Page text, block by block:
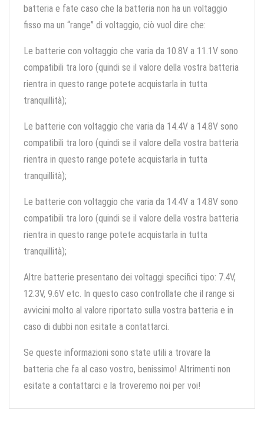
batteria e fate caso che la batteria non ha un voltaggio
fisso ma un “range” di voltaggio, ciò vuol dire che:
Le batterie con voltaggio che varia da 10.8V a 11.1V sono
compatibili tra loro (quindi se il valore della vostra batteria
rientra in questo range potete acquistarla in tutta
tranquillità);
Le batterie con voltaggio che varia da 14.4V a 14.8V sono
compatibili tra loro (quindi se il valore della vostra batteria
rientra in questo range potete acquistarla in tutta
tranquillità);
Le batterie con voltaggio che varia da 14.4V a 14.8V sono
compatibili tra loro (quindi se il valore della vostra batteria
rientra in questo range potete acquistarla in tutta
tranquillità);
Altre batterie presentano dei voltaggi specifici tipo: 7.4V,
12.3V, 9.6V etc. In questo caso controllate che il range si
avvicini molto al valore riportato sulla vostra batteria e in
caso di dubbi non esitate a contattarci.
Se queste informazioni sono state utili a trovare la
batteria che fa al caso vostro, benissimo! Altrimenti non
esitate a contattarci e la troveremo noi per voi!